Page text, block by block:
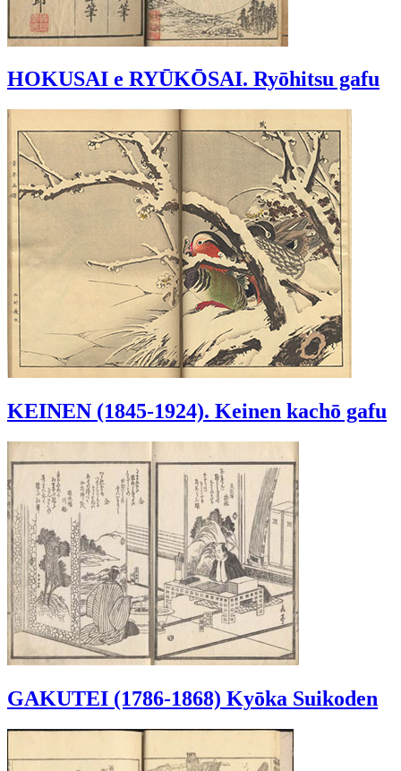
HOKUSAI e RYŪKŌSAI. Ryōhitsu gafu
KEINEN (1845-1924). Keinen kachō gafu
GAKUTEI (1786-1868) Kyōka Suikoden